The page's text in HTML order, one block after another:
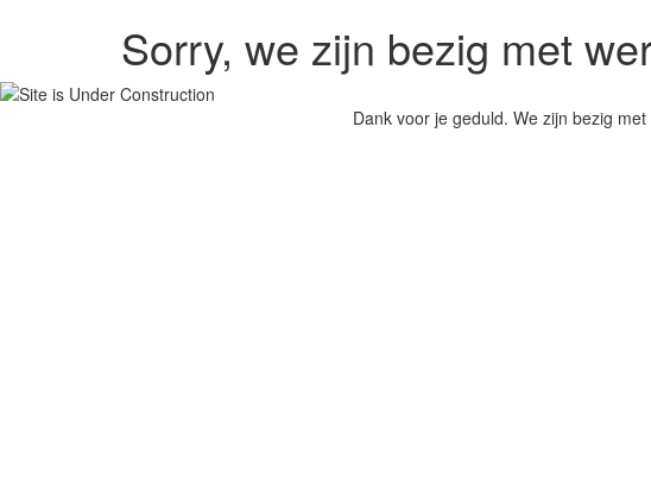
Sorry, we zijn bezig met
Dank voor je geduld. We zijn bezig